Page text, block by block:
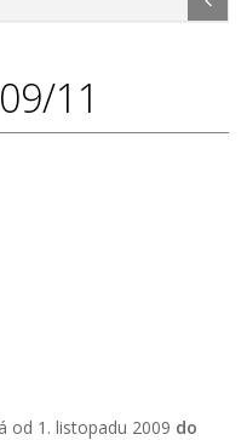
11
od 1. listopadu 2009 do